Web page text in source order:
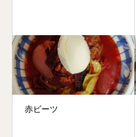
赤ビーツ